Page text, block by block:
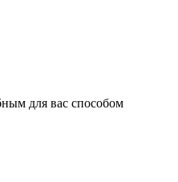
для вас способом